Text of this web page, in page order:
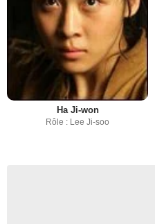
Ha Ji-won
Rôle : Lee Ji-soo